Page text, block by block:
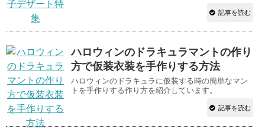
記事を読む
ハロウィンのドラキュラマントの作り
方で仮装衣装を手作りする方法
ハロウィンのドラキュラに仮装する時の簡単なマン
トを手作りする作り方を紹介しています。
記事を読む